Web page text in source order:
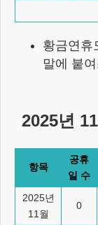
황금연휴
말에 붙
2025년
항목
공휴
일 수
2025년
11월
0